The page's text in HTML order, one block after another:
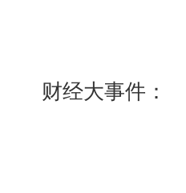
财经大事件：